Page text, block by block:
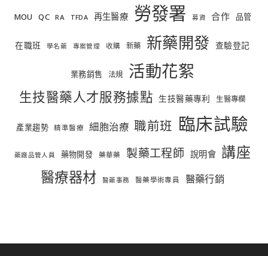
MOU QC RA TFDA 再生醫療 勞發署 募資 合作 品管
在職班 學名藥 專案管理 收購 新藥 新藥開發 查驗登記
業務銷售 法規 活動花絮
生技醫藥人才服務據點 生技醫藥專利 生醫專欄
產業趨勢 精準醫療 細胞治療 職前班 臨床試驗
藥廠品管人員 藥物開發 藥華藥 製藥工程師 說明會 講座
醫療器材 醫藥事務 醫藥學術專員 醫藥行銷